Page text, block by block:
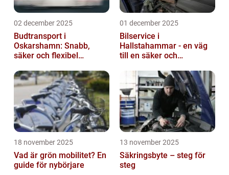
02 december 2025
Budtransport i
Oskarshamn: Snabb,
säker och flexibel
01 december 2025
Bilservice i
Hallstahammar - en väg
till en säker och
18 november 2025
Vad är grön mobilitet? En
guide för nybörjare
13 november 2025
Säkringsbyte – steg för
steg